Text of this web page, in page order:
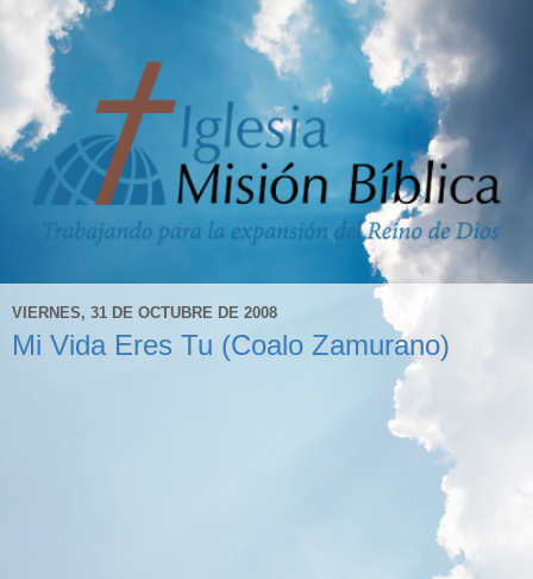
VIERNES, 31 DE OCTUBRE DE 2008
Mi Vida Eres Tu (Coalo Zamurano)